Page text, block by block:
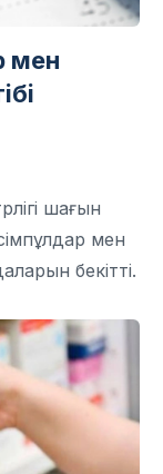
мен
шағын
мен
бекітті.